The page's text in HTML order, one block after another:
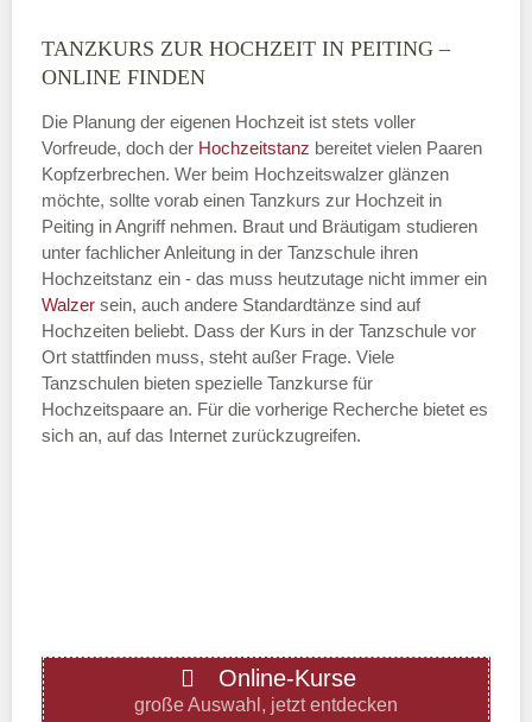
Montag
—
ÖFFNUNGSZEITEN HINZUFÜGEN
Dienstag
—
ÖFFNUNGSZEITEN HINZUFÜGEN
Donnerstag
TANZKURS ZUR HOCHZEIT IN PEITING –
ONLINE FINDEN
Die Planung der eigenen Hochzeit ist stets voller
Vorfreude, doch der Hochzeitstanz bereitet vielen Paaren
Kopfzerbrechen. Wer beim Hochzeitswalzer glänzen
möchte, sollte vorab einen Tanzkurs zur Hochzeit in
Peiting in Angriff nehmen. Braut und Bräutigam studieren
unter fachlicher Anleitung in der Tanzschule ihren
Hochzeitstanz ein - das muss heutzutage nicht immer ein
Walzer sein, auch andere Standardtänze sind auf
Hochzeiten beliebt. Dass der Kurs in der Tanzschule vor
Ort stattfinden muss, steht außer Frage. Viele
Tanzschulen bieten spezielle Tanzkurse für
Hochzeitspaare an. Für die vorherige Recherche bietet es
sich an, auf das Internet zurückzugreifen.
Online-Kurse
große Auswahl, jetzt entdecken